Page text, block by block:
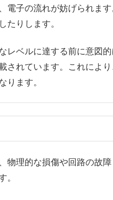
子の流れが妨げられま
たりします。
ベルに達する前に意図的
されています。これによ
ります。
理的な損傷や回路の故
。